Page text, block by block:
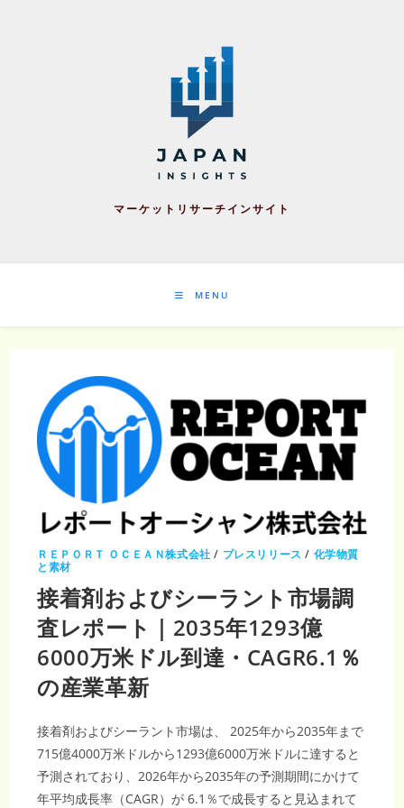
マーケットリサーチインサイト
MENU
ＲＥＰＯＲＴ ＯＣＥＡＮ株式会社 / プレスリリース / 化学物質
と素材
接着剤およびシーラント市場調
査レポート｜2035年1293億
6000万米ドル到達・CAGR6.1％
の産業革新
接着剤およびシーラント市場は、 2025年から2035年まで
715億4000万米ドルから1293億6000万米ドルに達すると
予測されており、2026年から2035年の予測期間にかけて
年平均成長率（CAGR）が 6.1％で成長すると見込まれて